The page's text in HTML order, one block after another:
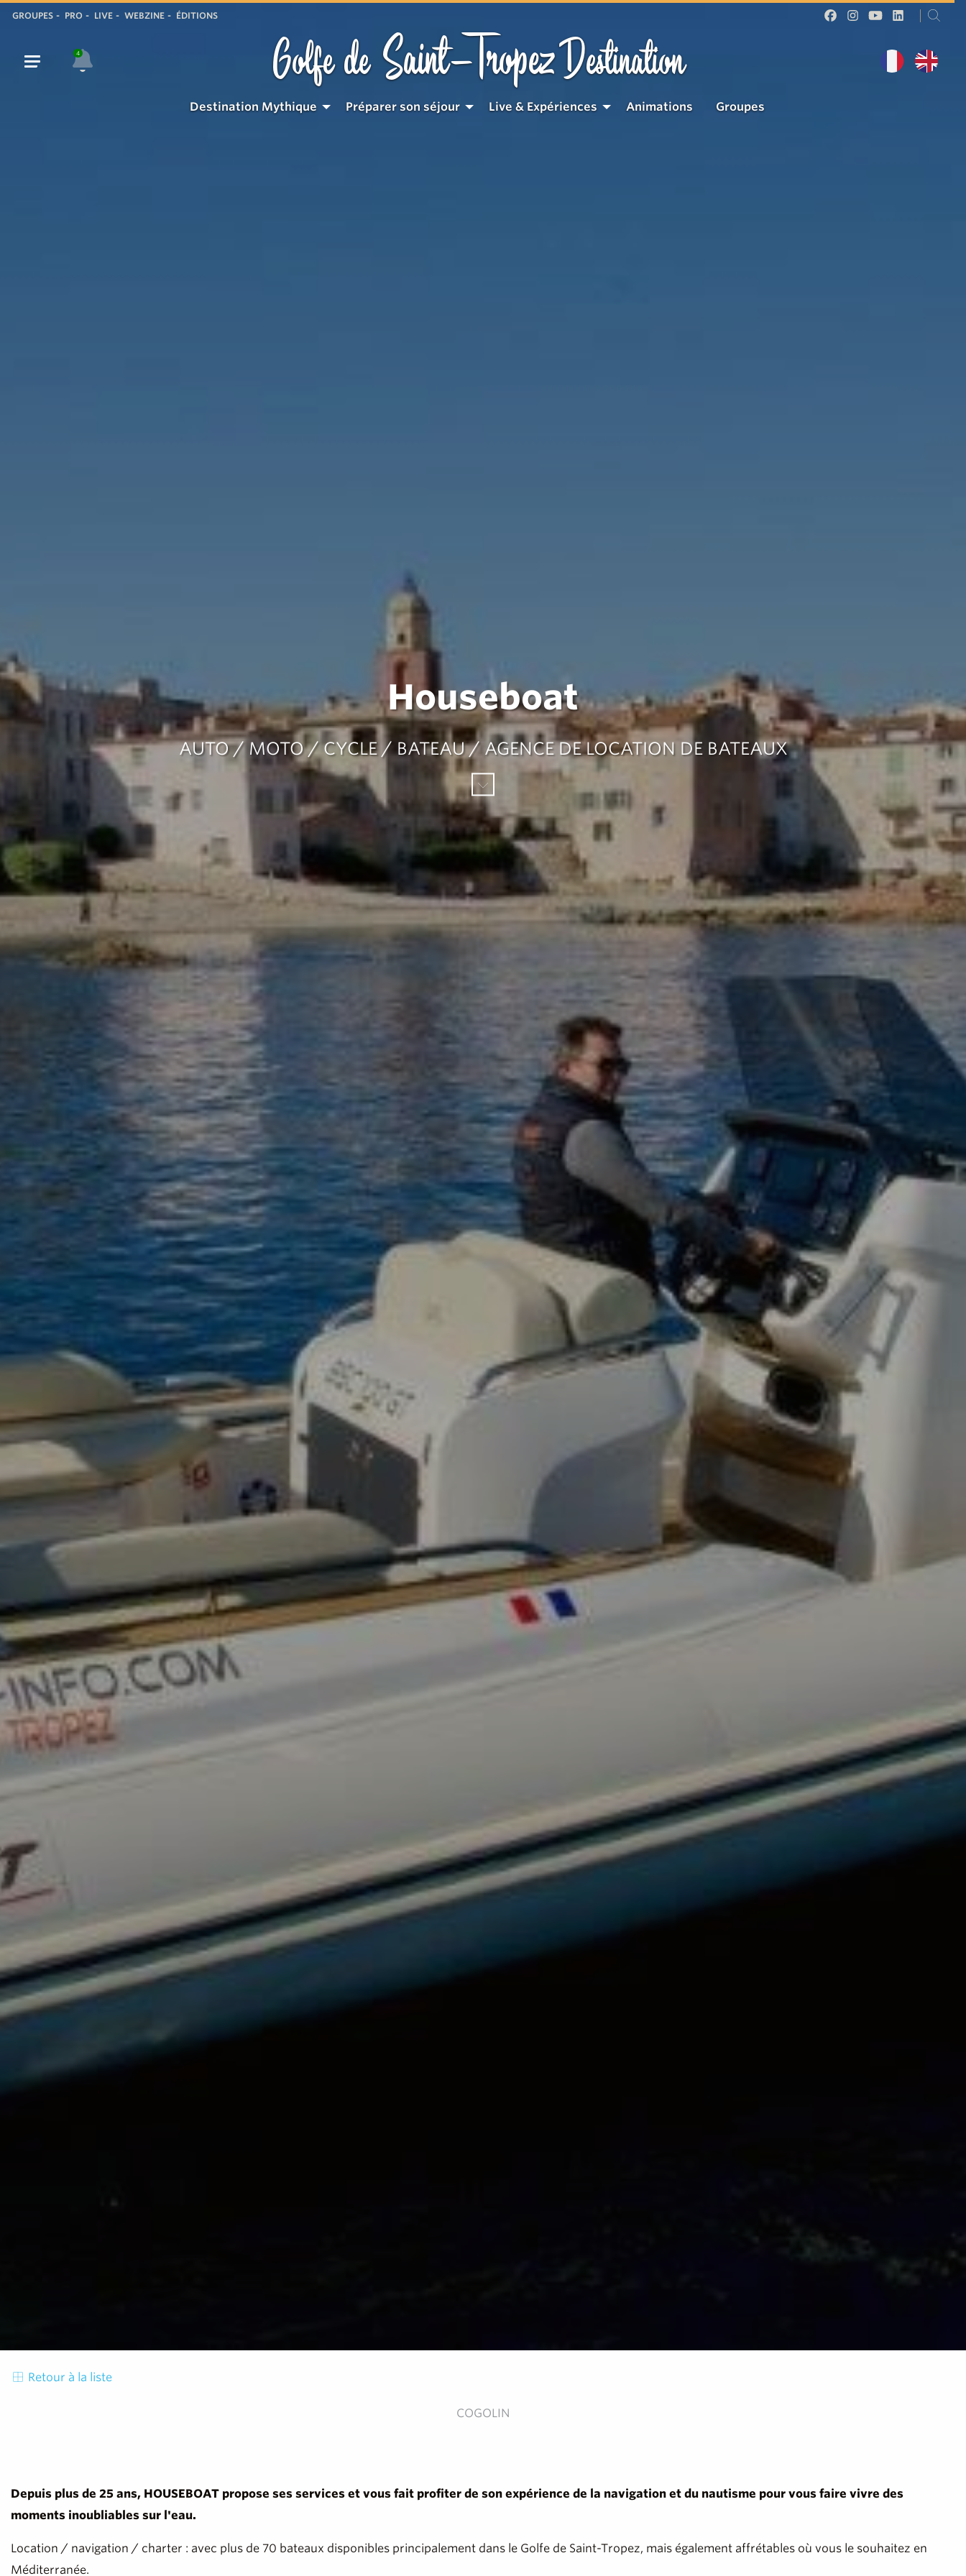
GROUPES PRO LIVE WEBZINE ÉDITIONS
4 Golfe de Saint-TropezDestination
Destination Mythique Préparer son séjour Live & Expériences Animations Groupes
Houseboat
AUTO / MOTO / CYCLE / BATEAU / AGENCE DE LOCATION DE BATEAUX
Retour à la liste
COGOLIN
Depuis plus de 25 ans, HOUSEBOAT propose ses services et vous fait profiter de son expérience de la navigation et du nautisme pour vous faire vivre des
moments inoubliables sur l'eau.
Location / navigation / charter : avec plus de 70 bateaux disponibles principalement dans le Golfe de Saint-Tropez, mais également affrétables où vous le souhaitez en
Méditerranée.